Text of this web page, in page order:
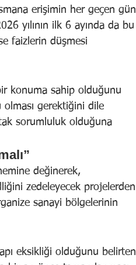
erişimin her geçen gün
yılının ilk 6 ayında da bu
faizlerin düşmesi
konuma sahip olduğunu
olması gerektiğini dile
sorumluluk olduğuna
değinerek,
zedeleyecek projelerden
sanayi bölgelerinin
eksikliği olduğunu belirten